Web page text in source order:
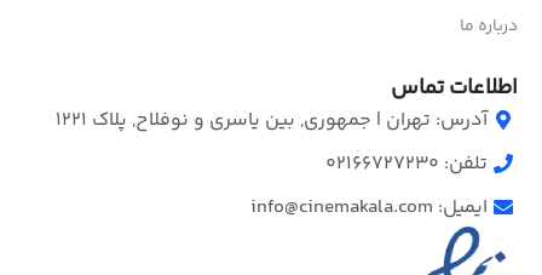
درباره ما
اطلاعات تماس
آدرس: تهران | جمهوری, بین یاسری و نوفلاح, پلاک ۱۲۲۱
تلفن: 02166727230
ایمیل: info@cinemakala.com